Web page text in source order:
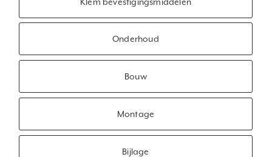
Onderhoud
Bouw
Montage
Bijlage